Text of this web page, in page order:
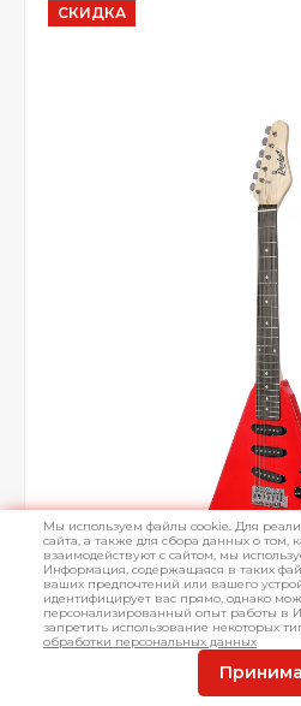
СКИДКА
Мы используем файлы cookie. Для
сайта, а также для сбора данных о том,
взаимодействуют с сайтом, мы
Информация, содержащаяся в таких
ваших предпочтений или вашего
идентифицирует вас прямо, однако
персонализированный опыт работы в
запретить использование некоторых
обработки персональных данных